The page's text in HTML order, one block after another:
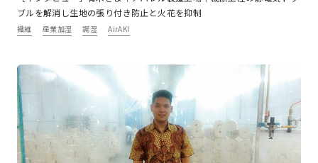
ブルを解消し生地の張り付き防止と火花を抑制
繊維 産業加湿 調湿 AirAKI